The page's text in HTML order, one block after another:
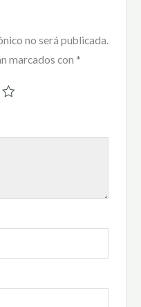
no será publicada.
marcados con *